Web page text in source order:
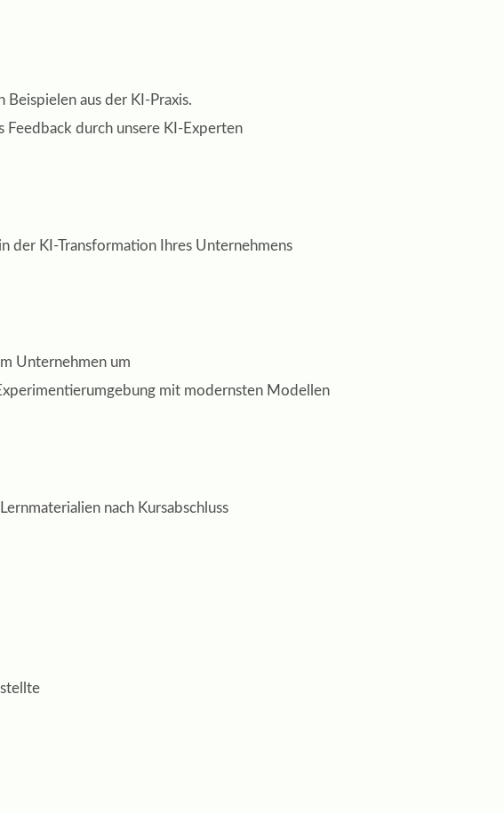
Beispielen aus der KI-Praxis.
Feedback durch unsere KI-Experten
der KI-Transformation Ihres Unternehmens
Unternehmen um
mit modernsten Modellen
nach Kursabschluss